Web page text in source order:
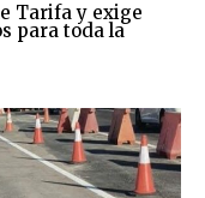
Tarifa y exige
para toda la